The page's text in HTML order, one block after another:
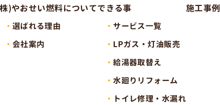
)やおせい燃料について
選ばれる理由
会社案内
できる事
サービス一覧
LPガス・灯油販売
給湯器取替え
水廻りリフォーム
トイレ修理・水漏れ
施工事例